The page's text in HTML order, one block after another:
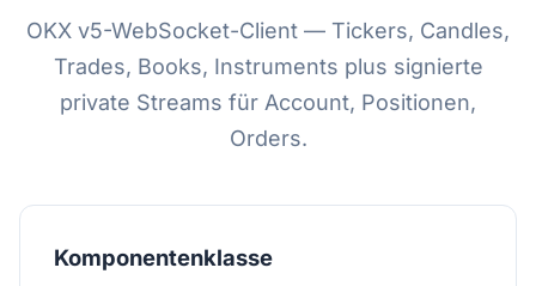
OKX v5-WebSocket-Client — Tickers, Candles,
Trades, Books, Instruments plus signierte
private Streams für Account, Positionen,
Orders.
Komponentenklasse